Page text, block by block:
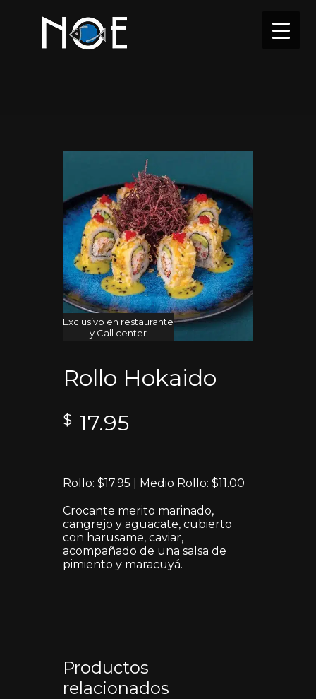
Exclusivo en restaurante
y Call center
Rollo Hokaido
$ 17.95
Rollo: $17.95 | Medio Rollo: $11.00
Crocante merito marinado,
cangrejo y aguacate, cubierto
con harusame, caviar,
acompañado de una salsa de
pimiento y maracuyá.
Productos
relacionados